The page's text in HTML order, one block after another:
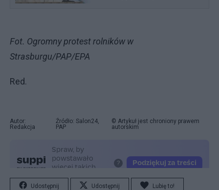
Fot. Ogromny protest rolników w
Strasburgu/PAP/EPA
Red.
Autor:
Redakcja
Źródło: Salon24,
PAP
© Artykuł jest chroniony prawem
autorskim
Udostępnij Udostępnij Lubię to!